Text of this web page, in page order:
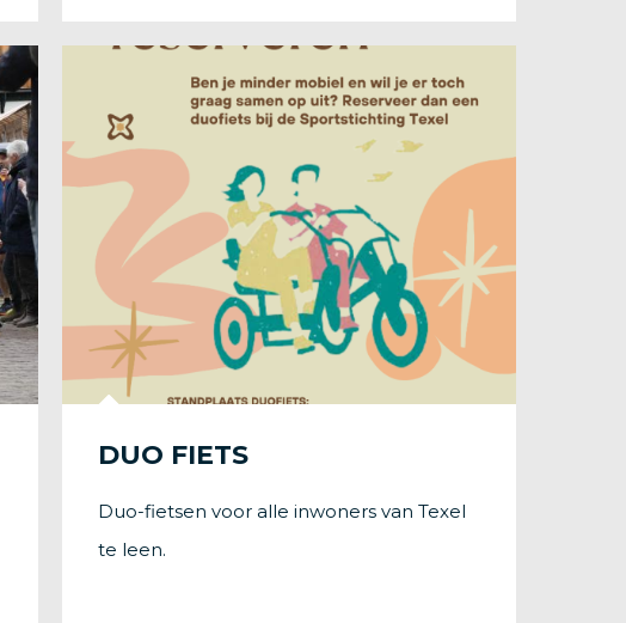
DUO FIETS
Duo-fietsen voor alle inwoners van Texel
te leen.